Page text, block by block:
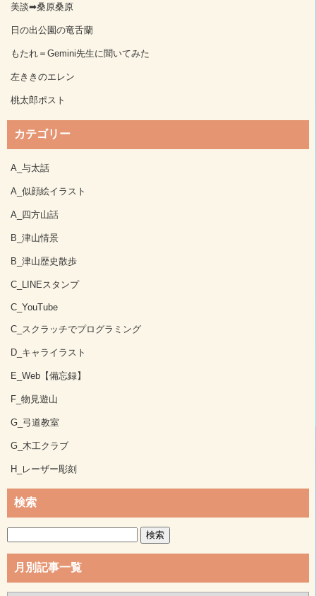
美談➡桑原桑原
日の出公園の竜舌蘭
もたれ＝Gemini先生に聞いてみた
左ききのエレン
桃太郎ポスト
カテゴリー
A_与太話
A_似顔絵イラスト
A_四方山話
B_津山情景
B_津山歴史散歩
C_LINEスタンプ
C_YouTube
C_スクラッチでプログラミング
D_キャライラスト
E_Web【備忘録】
F_物見遊山
G_弓道教室
G_木工クラブ
H_レーザー彫刻
検索
月別記事一覧